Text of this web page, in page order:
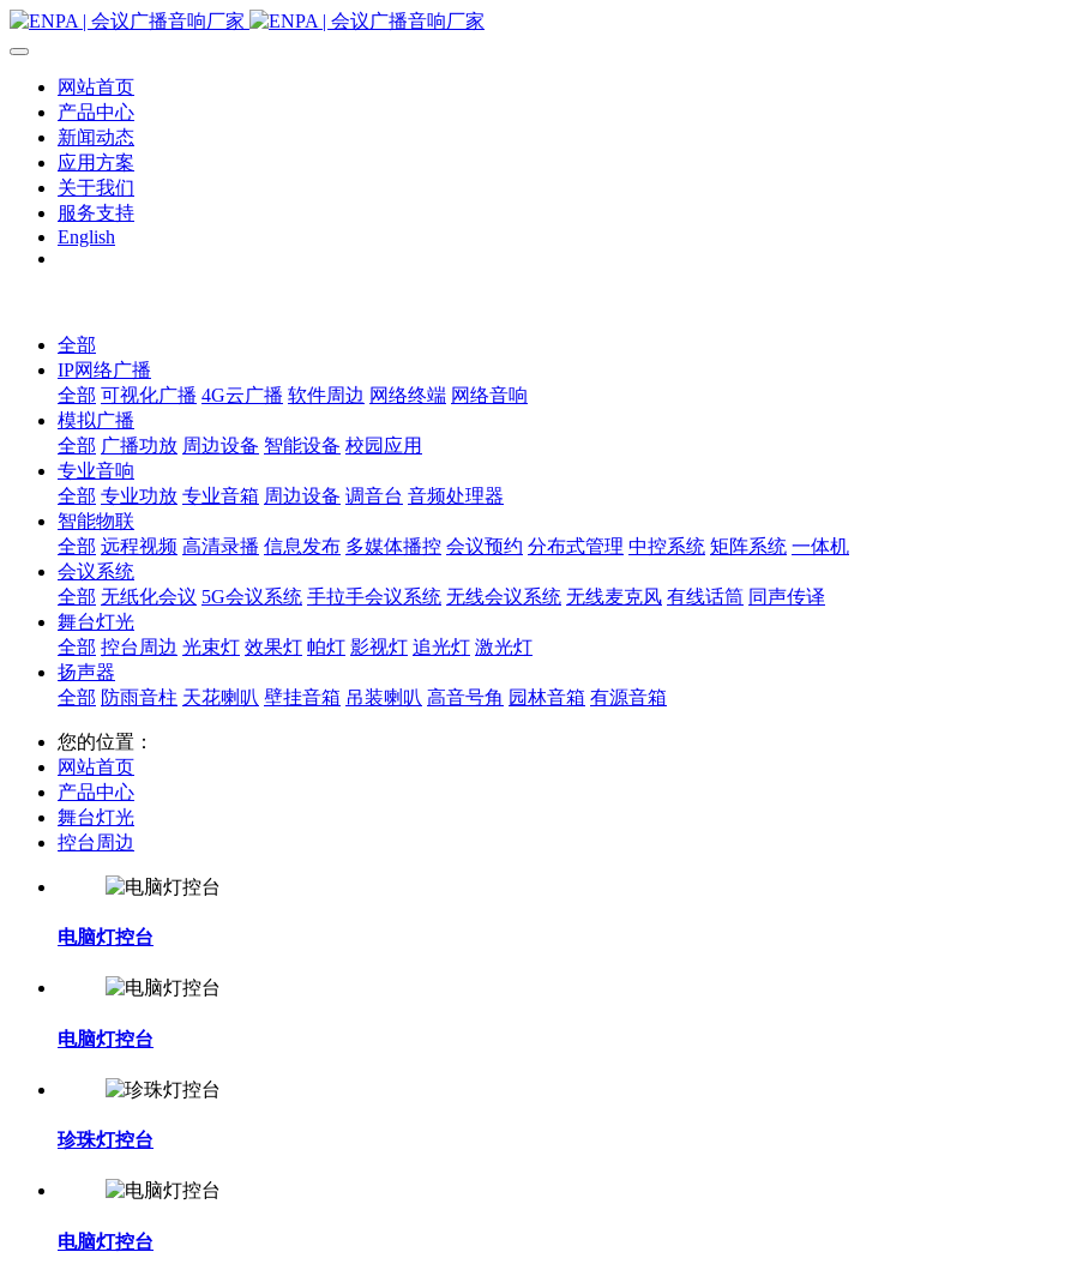
网站首页
产品中心
新闻动态
应用方案
关于我们
服务支持
English
全部
IP网络广播
全部 可视化广播 4G云广播 软件周边 网络终端 网络音响
模拟广播
全部 广播功放 周边设备 智能设备 校园应用
专业音响
全部 专业功放 专业音箱 周边设备 调音台 音频处理器
智能物联
全部 远程视频 高清录播 信息发布 多媒体播控 会议预约 分布式管理 中控系统 矩阵系统 一体机
会议系统
全部 无纸化会议 5G会议系统 手拉手会议系统 无线会议系统 无线麦克风 有线话筒 同声传译
舞台灯光
全部 控台周边 光束灯 效果灯 帕灯 影视灯 追光灯 激光灯
扬声器
全部 防雨音柱 天花喇叭 壁挂音箱 吊装喇叭 高音号角 园林音箱 有源音箱
您的位置：
网站首页
产品中心
舞台灯光
控台周边
电脑灯控台
电脑灯控台
珍珠灯控台
电脑灯控台